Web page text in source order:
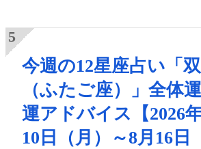
今週の12星座占い「
（ふたご座）」全体
運アドバイス【2026
10日（月）～8月16日